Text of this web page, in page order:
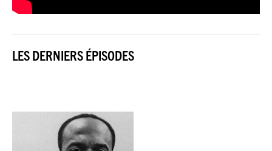
LES DERNIERS ÉPISODES